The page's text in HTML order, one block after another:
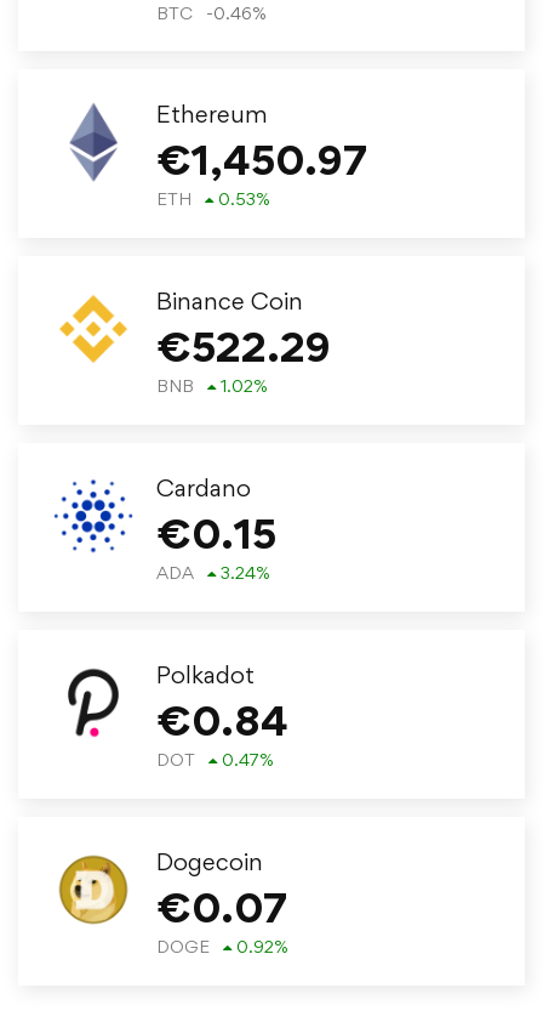
BTC -0.46%
Ethereum
€1,450.97
ETH 0.53%
Binance Coin
€522.29
BNB 1.02%
Cardano
€0.15
ADA 3.24%
Polkadot
€0.84
DOT 0.47%
Dogecoin
€0.07
DOGE 0.92%